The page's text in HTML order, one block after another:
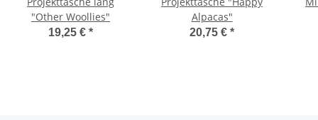
"Other Woollies"
19,25 € *
Alpacas"
20,75 € *